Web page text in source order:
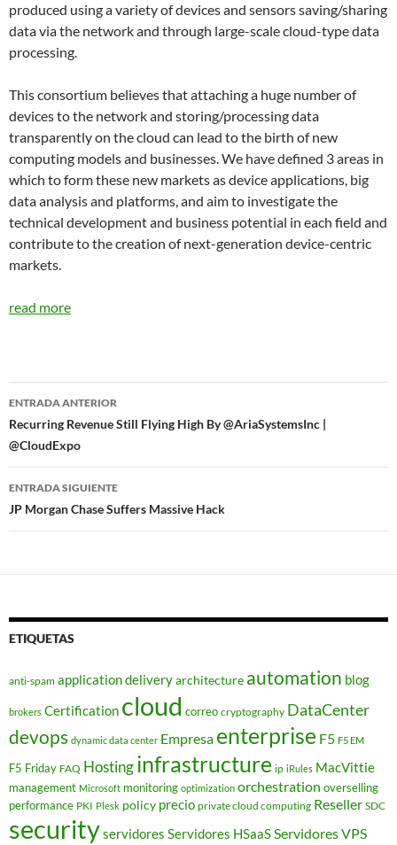
produced using a variety of devices and sensors saving/sharing
data via the network and through large-scale cloud-type data
processing.
This consortium believes that attaching a huge number of
devices to the network and storing/processing data
transparently on the cloud can lead to the birth of new
computing models and businesses. We have defined 3 areas in
which to form these new markets as device applications, big
data analysis and platforms, and aim to investigate the
technical development and business potential in each field and
contribute to the creation of next-generation device-centric
markets.
read more
Navegador
de
entradas
ENTRADA ANTERIOR
Recurring Revenue Still Flying High By @AriaSystemsInc |
@CloudExpo
ENTRADA SIGUIENTE
JP Morgan Chase Suffers Massive Hack
ETIQUETAS
anti-spam application deliveryarchitecture automation blog
brokers Certification cloud correo cryptography DataCenter
devops dynamic data center Empresa enterprise F5 F5 EM
F5 Friday FAQ Hostinginfrastructure ip iRules MacVittie
management Microsoft monitoring optimization orchestration overselling
performance PKI Plesk policy precio private cloud computing Reseller SDC
securityservidores Servidores HSaaSServidores VPS